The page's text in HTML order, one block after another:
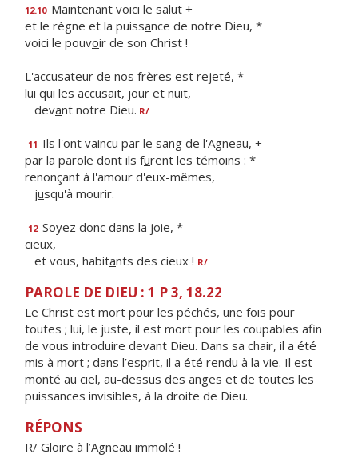
12.10 Maintenant voici le salut +
et le règne et la puissance de notre Dieu, *
voici le pouvoir de son Christ !
L'accusateur de nos frères est rejeté, *
lui qui les accusait, jour et nuit,
devant notre Dieu. R/
11 Ils l'ont vaincu par le sang de l'Agneau, +
par la parole dont ils furent les témoins : *
renonçant à l'amour d'eux-mêmes,
jusqu'à mourir.
12 Soyez donc dans la joie, *
cieux,
et vous, habitants des cieux ! R/
PAROLE DE DIEU : 1 P 3, 18.22
Le Christ est mort pour les péchés, une fois pour
toutes ; lui, le juste, il est mort pour les coupables afin
de vous introduire devant Dieu. Dans sa chair, il a été
mis à mort ; dans l’esprit, il a été rendu à la vie. Il est
monté au ciel, au-dessus des anges et de toutes les
puissances invisibles, à la droite de Dieu.
RÉPONS
R/ Gloire à l’Agneau immolé !